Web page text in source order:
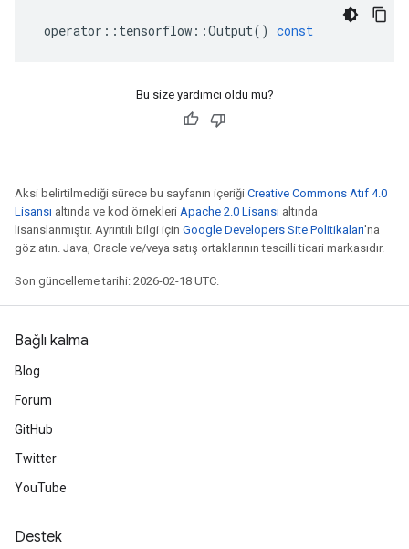
operator :: tensorflow ::Output() const
Bu size yardımcı oldu mu?
Aksi belirtilmediği sürece bu sayfanın içeriği Creative Commons Atıf 4.0
Lisansı altında ve kod örnekleri Apache 2.0 Lisansı altında
lisanslanmıştır. Ayrıntılı bilgi için Google Developers Site Politikaları'na
göz atın. Java, Oracle ve/veya satış ortaklarının tescilli ticari markasıdır.
Son güncelleme tarihi: 2026-02-18 UTC.
Bağlı kalma
Blog
Forum
GitHub
Twitter
YouTube
Destek